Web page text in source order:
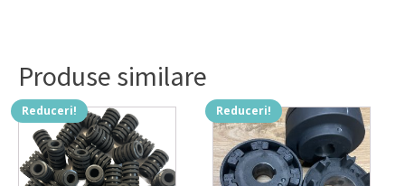
10
Produse similare
Reduceri! Reduceri!